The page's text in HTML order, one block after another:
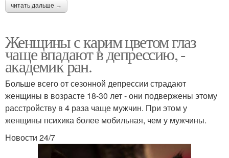
читать дальше →
Женщины с карим цветом глаз
чаще впадают в депрессию, -
академик ран.
Больше всего от сезонной депрессии страдают
женщины в возрасте 18-30 лет - они подвержены этому
расстройству в 4 раза чаще мужчин. При этом у
женщины психика более мобильная, чем у мужчины.
Новости 24/7